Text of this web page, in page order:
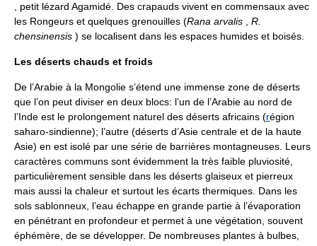
, petit lézard Agamidé. Des crapauds vivent en commensaux avec
les Rongeurs et quelques grenouilles (Rana arvalis , R.
chensinensis ) se localisent dans les espaces humides et boisés.
Les déserts chauds et froids
De l’Arabie à la Mongolie s’étend une immense zone de déserts
que l’on peut diviser en deux blocs: l’un de l’Arabie au nord de
l’Inde est le prolongement naturel des déserts africains (région
saharo-sindienne); l’autre (déserts d’Asie centrale et de la haute
Asie) en est isolé par une série de barrières montagneuses. Leurs
caractères communs sont évidemment la très faible pluviosité,
particulièrement sensible dans les déserts glaiseux et pierreux
mais aussi la chaleur et surtout les écarts thermiques. Dans les
sols sablonneux, l’eau échappe en grande partie à l’évaporation
en pénétrant en profondeur et permet à une végétation, souvent
éphémère, de se développer. De nombreuses plantes à bulbes,